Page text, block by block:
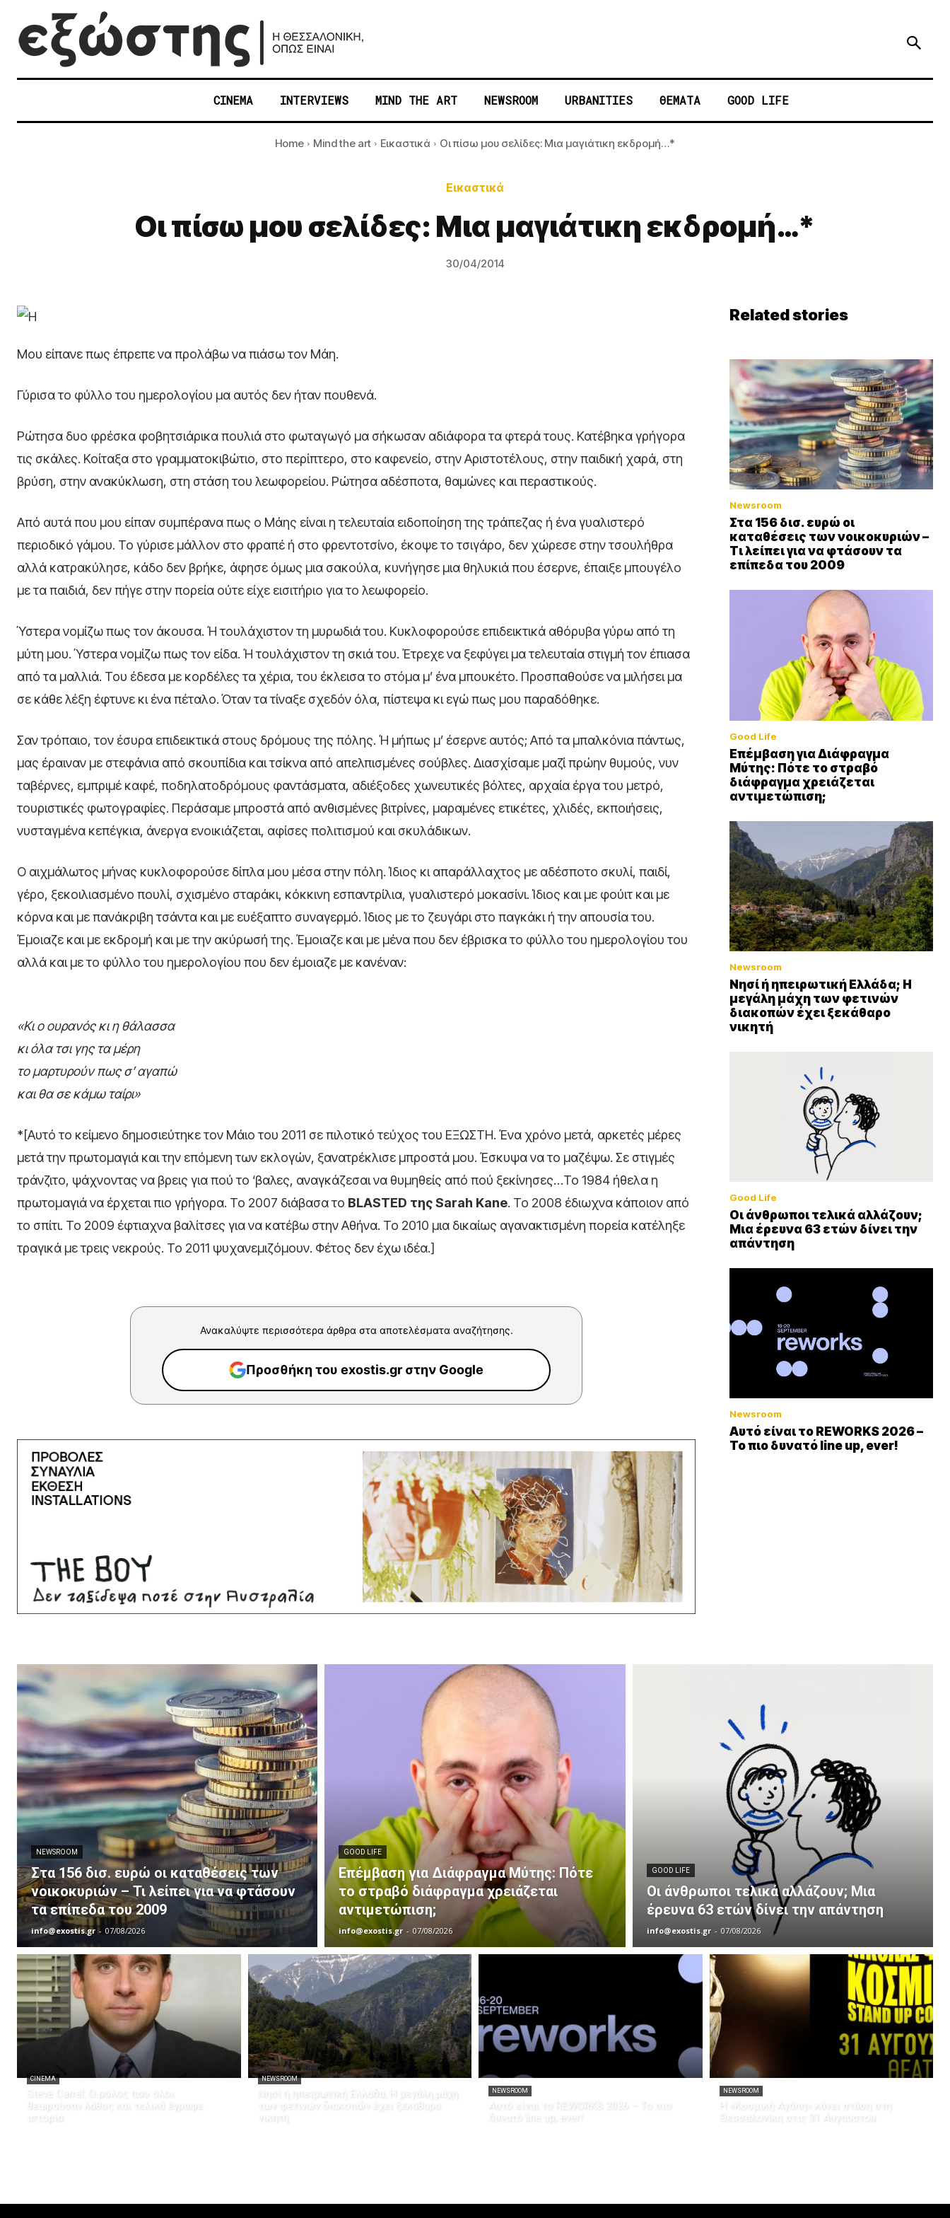
CINEMA INTERVIEWS MIND THE ART NEWSROOM URBANITIES ΘΕΜΑΤΑ GOOD LIFE
Home Mind the art Εικαστικά Οι πίσω μου σελίδες: Μια μαγιάτικη εκδρομή…*
Εικαστικά
Οι πίσω μου σελίδες: Μια μαγιάτικη εκδρομή…*
30/04/2014
Μου είπανε πως έπρεπε να προλάβω να πιάσω τον Μάη.
Γύρισα το φύλλο του ημερολογίου μα αυτός δεν ήταν πουθενά.
Ρώτησα δυο φρέσκα φοβητσιάρικα πουλιά στο φωταγωγό μα σήκωσαν αδιάφορα τα φτερά τους. Κατέβηκα γρήγορα
τις σκάλες. Κοίταξα στο γραμματοκιβώτιο, στο περίπτερο, στο καφενείο, στην Αριστοτέλους, στην παιδική χαρά, στη
βρύση, στην ανακύκλωση, στη στάση του λεωφορείου. Ρώτησα αδέσποτα, θαμώνες και περαστικούς.
Από αυτά που μου είπαν συμπέρανα πως ο Μάης είναι η τελευταία ειδοποίηση της τράπεζας ή ένα γυαλιστερό
περιοδικό γάμου. Το γύρισε μάλλον στο φραπέ ή στο φρεντοτσίνο, έκοψε το τσιγάρο, δεν χώρεσε στην τσουλήθρα
αλλά κατρακύλησε, κάδο δεν βρήκε, άφησε όμως μια σακούλα, κυνήγησε μια θηλυκιά που έσερνε, έπαιξε μπουγέλο
με τα παιδιά, δεν πήγε στην πορεία ούτε είχε εισιτήριο για το λεωφορείο.
Ύστερα νομίζω πως τον άκουσα. Ή τουλάχιστον τη μυρωδιά του. Κυκλοφορούσε επιδεικτικά αθόρυβα γύρω από τη
μύτη μου. Ύστερα νομίζω πως τον είδα. Ή τουλάχιστον τη σκιά του. Έτρεχε να ξεφύγει μα τελευταία στιγμή τον έπιασα
από τα μαλλιά. Του έδεσα με κορδέλες τα χέρια, του έκλεισα το στόμα μ’ ένα μπουκέτο. Προσπαθούσε να μιλήσει μα
σε κάθε λέξη έφτυνε κι ένα πέταλο. Όταν τα τίναξε σχεδόν όλα, πίστεψα κι εγώ πως μου παραδόθηκε.
Σαν τρόπαιο, τον έσυρα επιδεικτικά στους δρόμους της πόλης. Ή μήπως μ’ έσερνε αυτός; Από τα μπαλκόνια πάντως,
μας έραιναν με στεφάνια από σκουπίδια και τσίκνα από απελπισμένες σούβλες. Διασχίσαμε μαζί πρώην θυμούς, νυν
ταβέρνες, εμπριμέ καφέ, ποδηλατοδρόμους φαντάσματα, αδιέξοδες χωνευτικές βόλτες, αρχαία έργα του μετρό,
τουριστικές φωτογραφίες. Περάσαμε μπροστά από ανθισμένες βιτρίνες, μαραμένες ετικέτες, χλιδές, εκποιήσεις,
νυσταγμένα κεπέγκια, άνεργα ενοικιάζεται, αφίσες πολιτισμού και σκυλάδικων.
Ο αιχμάλωτος μήνας κυκλοφορούσε δίπλα μου μέσα στην πόλη. Ίδιος κι απαράλλαχτος με αδέσποτο σκυλί, παιδί,
γέρο, ξεκοιλιασμένο πουλί, σχισμένο σταράκι, κόκκινη εσπαντρίλια, γυαλιστερό μοκασίνι. Ίδιος και με φούιτ και με
κόρνα και με πανάκριβη τσάντα και με ευέξαπτο συναγερμό. Ίδιος με το ζευγάρι στο παγκάκι ή την απουσία του.
Έμοιαζε και με εκδρομή και με την ακύρωσή της. Έμοιαζε και με μένα που δεν έβρισκα το φύλλο του ημερολογίου του
αλλά και με το φύλλο του ημερολογίου που δεν έμοιαζε με κανέναν:
«Κι ο ουρανός κι η θάλασσα
κι όλα τσι γης τα μέρη
το μαρτυρούν πως σ’ αγαπώ
και θα σε κάμω ταίρι»
*[Αυτό το κείμενο δημοσιεύτηκε τον Μάιο του 2011 σε πιλοτικό τεύχος του ΕΞΩΣΤΗ. Ένα χρόνο μετά, αρκετές μέρες
μετά την πρωτομαγιά και την επόμενη των εκλογών, ξανατρέκλισε μπροστά μου. Έσκυψα να το μαζέψω. Σε στιγμές
τράνζιτο, ψάχνοντας να βρεις για πού το ‘βαλες, αναγκάζεσαι να θυμηθείς από πού ξεκίνησες…Το 1984 ήθελα η
πρωτομαγιά να έρχεται πιο γρήγορα. Το 2007 διάβασα το BLASTED της Sarah Kane. Το 2008 έδιωχνα κάποιον από
το σπίτι. Το 2009 έφτιαχνα βαλίτσες για να κατέβω στην Αθήνα. Το 2010 μια δικαίως αγανακτισμένη πορεία κατέληξε
τραγικά με τρεις νεκρούς. Το 2011 ψυχανεμιζόμουν. Φέτος δεν έχω ιδέα.]
Ανακαλύψτε περισσότερα άρθρα στα αποτελέσματα αναζήτησης.
Προσθήκη του exostis.gr στην Google
Related stories
Newsroom
Στα 156 δισ. ευρώ οι
καταθέσεις των νοικοκυριών –
Τι λείπει για να φτάσουν τα
επίπεδα του 2009
Good Life
Επέμβαση για Διάφραγμα
Μύτης: Πότε το στραβό
διάφραγμα χρειάζεται
αντιμετώπιση;
Newsroom
Νησί ή ηπειρωτική Ελλάδα; Η
μεγάλη μάχη των φετινών
διακοπών έχει ξεκάθαρο
νικητή
Good Life
Οι άνθρωποι τελικά αλλάζουν;
Μια έρευνα 63 ετών δίνει την
απάντηση
Newsroom
Αυτό είναι το REWORKS 2026 –
Το πιο δυνατό line up, ever!
NEWSROOM
Στα 156 δισ. ευρώ οι καταθέσεις των
νοικοκυριών – Τι λείπει για να φτάσουν
τα επίπεδα του 2009
info@exostis.gr - 07/08/2026
GOOD LIFE
Επέμβαση για Διάφραγμα Μύτης: Πότε
το στραβό διάφραγμα χρειάζεται
αντιμετώπιση;
info@exostis.gr - 07/08/2026
GOOD LIFE
Οι άνθρωποι τελικά αλλάζουν; Μια
έρευνα 63 ετών δίνει την απάντηση
info@exostis.gr - 07/08/2026
CINEMA
Steve Carrel: Ο ρόλος που όλοι
θεωρούσαν λάθος και τελικά έγραψε
NEWSROOM
Νησί ή ηπειρωτική Ελλάδα; Η μεγάλη μάχη
των φετινών διακοπών έχει ξεκάθαρο
νικητή
NEWSROOM
Αυτό είναι το REWORKS 2026 – Το πιο
δυνατό line up, ever!
NEWSROOM
Η «Κοσμική Αγάπη» κάνει στάση στη
Θεσσαλονίκη στις 31 Αυγούστου